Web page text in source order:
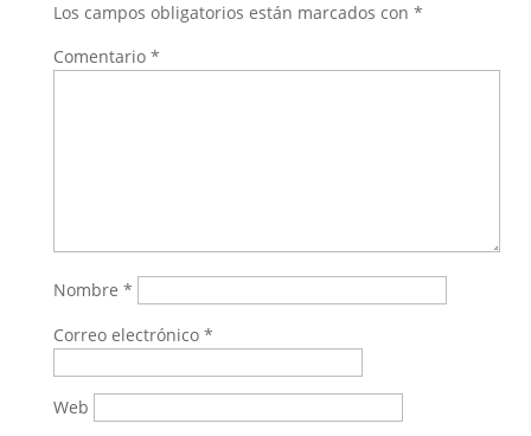
Los campos obligatorios están marcados con *
Comentario *
Nombre *
Correo electrónico *
Web